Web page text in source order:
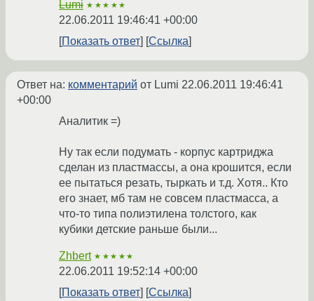
Lumi ★★★★★
22.06.2011 19:46:41 +00:00
Показать ответ
Ссылка
Ответ на: комментарий от Lumi 22.06.2011 19:46:41
+00:00
Аналитик =)
Ну так если подумать - корпус картриджа
сделан из пластмассы, а она крошится, если
ее пытаться резать, тыркать и т.д. Хотя.. Кто
его знает, мб там не совсем пластмасса, а
что-то типа полиэтилена толстого, как
кубики детские раньше были...
Zhbert ★★★★★
22.06.2011 19:52:14 +00:00
Показать ответ
Ссылка